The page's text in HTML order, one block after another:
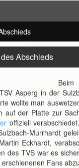
Abschieds
Beim
Asperg in der
wollte man
auf der Platte zur
offiziell
Murrhardt
Eckhardt,
des TVS war es
Fans